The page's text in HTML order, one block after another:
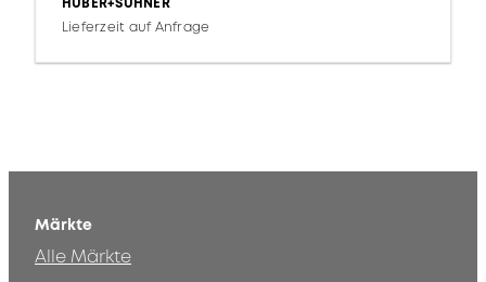
Lieferzeit auf Anfrage
Märkte
Alle Märkte